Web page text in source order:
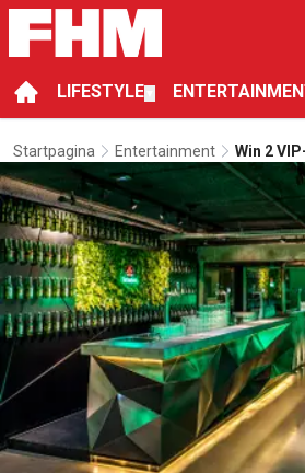
LIFESTYLE
Startpagina Entertainment
Win 2
Nieuwe
Experience